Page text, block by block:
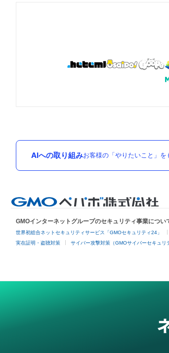
AIへの取り組みお客様の「やりたいこと」を
GMOインターネットグループのセキュリティ事業につい
世界初総合ネットセキュリティサービス「GMOセキュリティ24」
実在証明・盗聴対策 サイバー攻撃対策（GMOサイバーセキュリ